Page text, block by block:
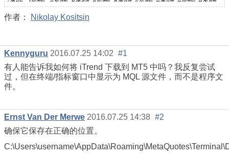
作者： Nikolay Kositsin
Kennyguru 2016.07.25 14:02 #1
有人能告诉我如何将 iTrend 下载到 MT5 中吗？我反复尝试
过，但在终端/指标窗口中显示为 MQL 源文件，而不是程序文
件。
Ernst Van Der Merwe 2016.07.25 14:38 #2
确保它保存在正确的位置。